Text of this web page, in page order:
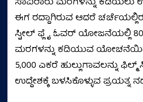
ಈಗ ರದ್ದಾಗಿರುವ ಆದರೆ
ಸ್ಟೀಲ್ ಫ್ಲೈ ಓವರ್ ಯೋಜನೆಯಲ್ಲಿ
ಮರಗಳನ್ನು ಕಡಿಯುವ
5,000 ಎಕರೆ ಹುಲ್ಲುಗಾವಲನ್ನು
ಉದ್ದೇಶಕ್ಕೆ ಬಳಸಿಕೊಳ್ಳುವ ಪ್ರಯತ್ನ